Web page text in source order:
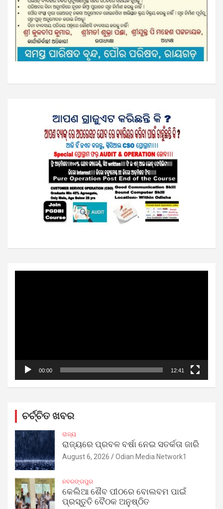
00:00 12:41
ଚର୍ଚ୍ଚିତ ଖବର
ରାଜ୍ୟ
ରାଜ୍ୟରେ ପ୍ରବଳ ବର୍ଷା ନେଇ ସତର୍କତା ଜାରି
August 6, 2026 Odian Media Network1
ନବରଙ୍ଗପୁର
କେଲିଆ ଶୈବ ପୀଠରେ ବୋଲବମ ପାଇଁ
ପ୍ରସ୍ତୁତି ବୈଠକ ଅନୁଷ୍ଠିତ